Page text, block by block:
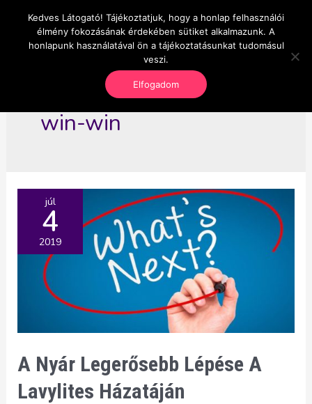
content
OnlineSeedsMan
Üzlet és szabadság
Main
win-win
júl
4
2019
A Nyár Legerősebb Lépése A
Lavylites Házatáján
Kedves Látogató! Tájékoztatjuk, hogy a honlap felhasználói
élmény fokozásának érdekében sütiket alkalmazunk. A
honlapunk használatával ön a tájékoztatásunkat tudomásul
veszi.
Elfogadom